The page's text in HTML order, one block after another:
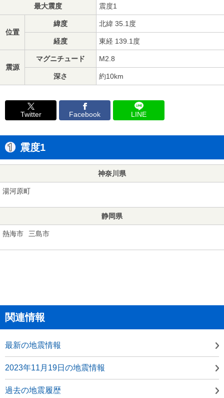
最大震度 震度1
位置
緯度 北緯 35.1度
経度 東経 139.1度
震源
マグニチュード M2.8
深さ 約10km
Twitter Facebook LINE
震度1
神奈川県
湯河原町
静岡県
熱海市 三島市
関連情報
最新の地震情報
2023年11月19日の地震情報
過去の地震履歴